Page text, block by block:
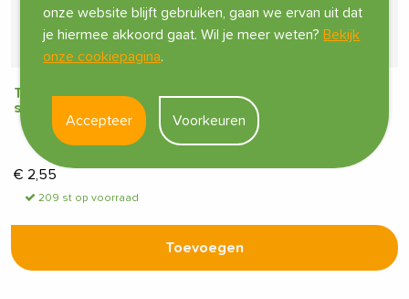
onze website blijft gebruiken, gaan we ervan uit dat
je hiermee akkoord gaat. Wil je meer weten? Bekijk
onze cookiepagina.
Accepteer Voorkeuren
Tropf-Blumat Slang Verbinder Ø 8 mm Verpakking 3
stuks
€ 2,55
209 st op voorraad
Toevoegen